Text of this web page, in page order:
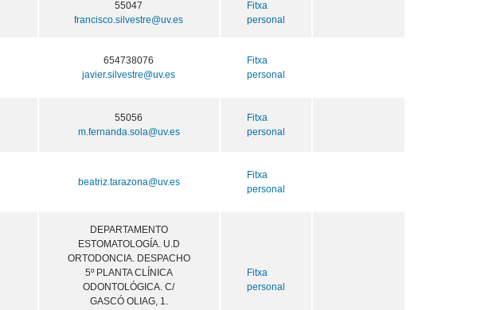
55047
francisco.silvestre@uv.es
Fitxa
personal
654738076
javier.silvestre@uv.es
Fitxa
personal
55056
m.fernanda.sola@uv.es
Fitxa
personal
beatriz.tarazona@uv.es
Fitxa
personal
DEPARTAMENTO
ESTOMATOLOGÍA. U.D
ORTODONCIA. DESPACHO
5º PLANTA CLÍNICA
ODONTOLÓGICA. C/
GASCÓ OLIAG, 1.
Fitxa
personal